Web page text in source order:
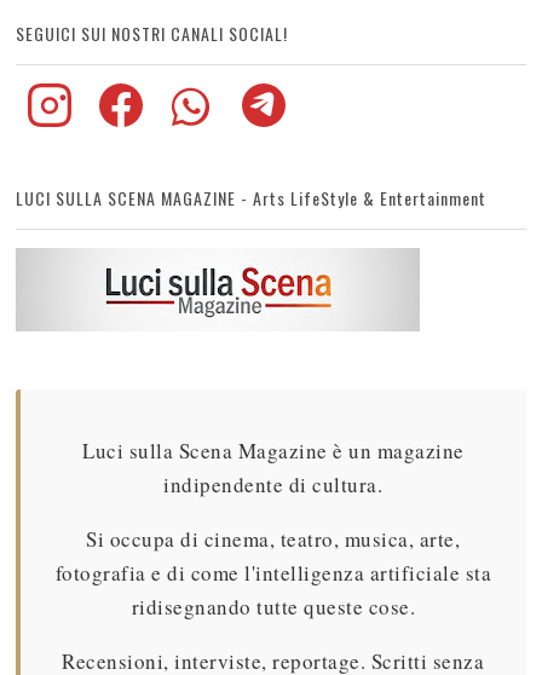
SEGUICI SUI NOSTRI CANALI SOCIAL!
LUCI SULLA SCENA MAGAZINE - Arts LifeStyle & Entertainment
Luci sulla Scena Magazine è un magazine
indipendente di cultura.
Si occupa di cinema, teatro, musica, arte,
fotografia e di come l'intelligenza artificiale sta
ridisegnando tutte queste cose.
Recensioni, interviste, reportage. Scritti senza